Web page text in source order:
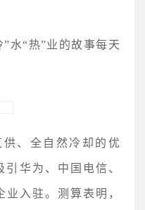
水“热”业的故事每天
、全自然冷却的优
华为、中国电信、
入驻。测算表明，